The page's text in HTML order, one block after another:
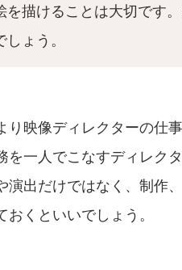
描けることは大切です
ょう。
映像ディレクターの仕
一人でこなすディレク
演出だけではなく、制作
くといいでしょう。